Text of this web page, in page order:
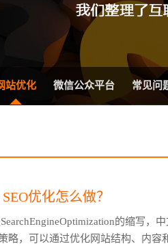
设
外贸多语言网站建设方
三级分销系统
网站推广优化方案
在线进销存管理
品牌加盟营销管理系统
营销型网站建设方案
站优化 微信公众平台 常见问
优化怎么做？
的缩写，
略，可以通过优化网站结构、内容